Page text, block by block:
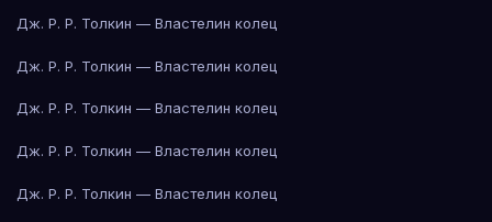
Дж. Р. Р. Толкин — Властелин колец
Дж. Р. Р. Толкин — Властелин колец
Дж. Р. Р. Толкин — Властелин колец
Дж. Р. Р. Толкин — Властелин колец
Дж. Р. Р. Толкин — Властелин колец